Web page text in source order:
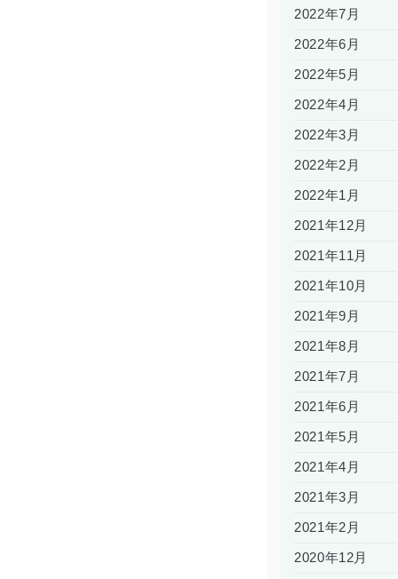
2022年7月
2022年6月
2022年5月
2022年4月
2022年3月
2022年2月
2022年1月
2021年12月
2021年11月
2021年10月
2021年9月
2021年8月
2021年7月
2021年6月
2021年5月
2021年4月
2021年3月
2021年2月
2020年12月